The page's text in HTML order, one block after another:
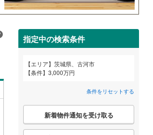
指定中の検索条件
エリア
茨城県、古河市
条件
3,000万円
条件をリセットする
こ
検
新着物件通知を受け取る
鹿児島
条件をリセットする
坂東市(0)
桜川市(0)
鉾田市(0)
東茨城郡茨城町 (0)
稲敷郡阿見町(0)
猿島郡五霞町(0)
条件をリセットする
条件をリセットする
条件をリセットする
条件をリセットする
2階以上（8）
最上階（0）
条件をリセットする